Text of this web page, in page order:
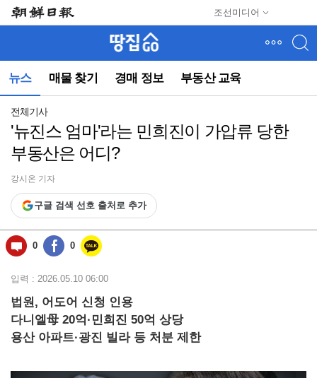
조선미디어
뉴스 매물 찾기 경매 정보 부동산 교육
뉴
(컨
동)
전체기사
'뉴진스 엄마'라는 민희진이 가압류 당한
부동산은 어디?
강시온 기자
구글 검색 선호 출처로 추가
0 0
입력 : 2026.05.10 06:00
법원, 어도어 신청 인용
다니엘母 20억·민희진 50억 상당
용산 아파트·광진 빌라 등 처분 제한